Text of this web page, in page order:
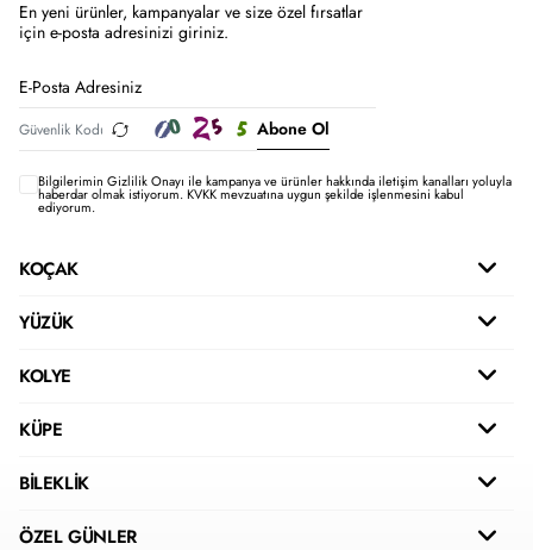
En yeni ürünler, kampanyalar ve size özel fırsatlar
için e-posta adresinizi giriniz.
Abone Ol
Bilgilerimin Gizlilik Onayı ile kampanya ve ürünler hakkında iletişim kanalları yoluyla
haberdar olmak istiyorum.KVKK mevzuatına uygun şekilde işlenmesini kabul
ediyorum.
KOÇAK
YÜZÜK
KOLYE
KÜPE
BİLEKLİK
ÖZEL GÜNLER